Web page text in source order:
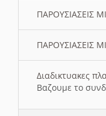
ΠΑΡΟΥΣΙΑΣΕΙΣ
ΠΑΡΟΥΣΙΑΣΕΙΣ
Διαδικτυακες
Βαζουμε το